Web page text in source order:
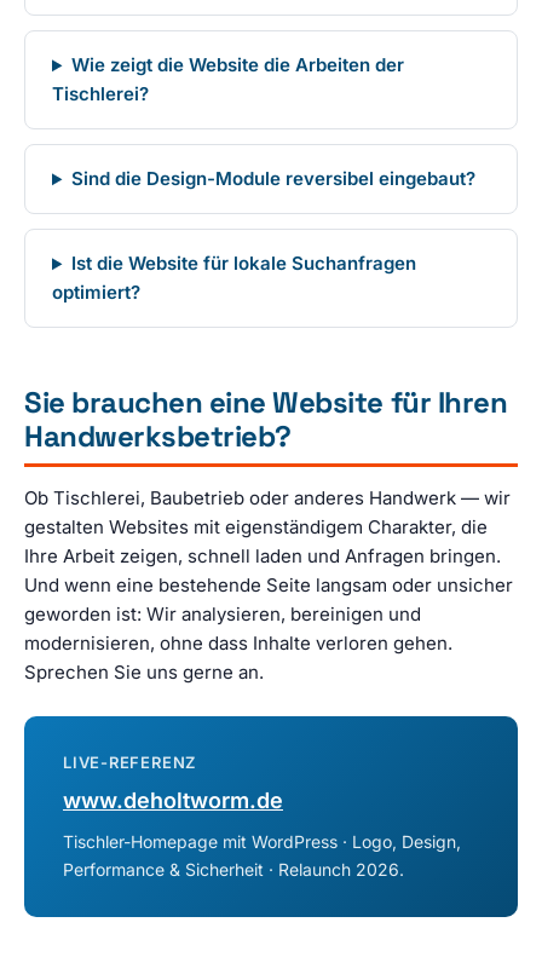
Wie zeigt die Website die Arbeiten der
Tischlerei?
Sind die Design-Module reversibel eingebaut?
Ist die Website für lokale Suchanfragen
optimiert?
Sie brauchen eine Website für Ihren
Handwerksbetrieb?
Ob Tischlerei, Baubetrieb oder anderes Handwerk — wir
gestalten Websites mit eigenständigem Charakter, die
Ihre Arbeit zeigen, schnell laden und Anfragen bringen.
Und wenn eine bestehende Seite langsam oder unsicher
geworden ist: Wir analysieren, bereinigen und
modernisieren, ohne dass Inhalte verloren gehen.
Sprechen Sie uns gerne an.
LIVE-REFERENZ
www.deholtworm.de
Tischler-Homepage mit WordPress · Logo, Design,
Performance & Sicherheit · Relaunch 2026.